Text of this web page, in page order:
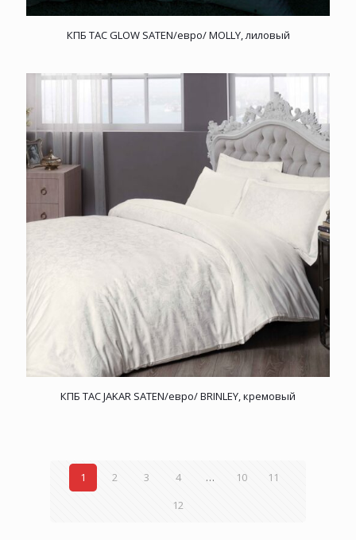
КПБ TAC GLOW SATEN/евро/ MOLLY, лиловый
КПБ TAC JAKAR SATEN/евро/ BRINLEY, кремовый
1 2 3 4 … 10
11
12